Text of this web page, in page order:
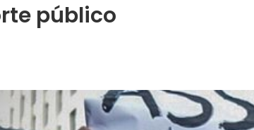
público